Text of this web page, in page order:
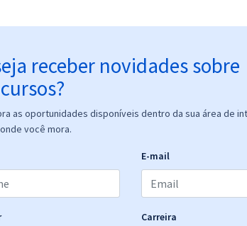
receber novidades sobre
as oportunidades disponíveis dentro da sua área de
você mora.
E-mail
Carreira